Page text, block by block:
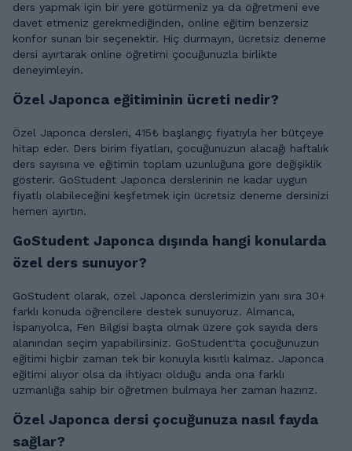
ders yapmak için bir yere götürmeniz ya da öğretmeni eve
davet etmeniz gerekmediğinden, online eğitim benzersiz
konfor sunan bir seçenektir. Hiç durmayın, ücretsiz deneme
dersi ayırtarak online öğretimi çocuğunuzla birlikte
deneyimleyin.
Özel Japonca eğitiminin ücreti nedir?
Özel Japonca dersleri, 415₺ başlangıç fiyatıyla her bütçeye
hitap eder. Ders birim fiyatları, çocuğunuzun alacağı haftalık
ders sayısına ve eğitimin toplam uzunluğuna göre değişiklik
gösterir. GoStudent Japonca derslerinin ne kadar uygun
fiyatlı olabileceğini keşfetmek için ücretsiz deneme dersinizi
hemen ayırtın.
GoStudent Japonca dışında hangi konularda
özel ders sunuyor?
GoStudent olarak, özel Japonca derslerimizin yanı sıra 30+
farklı konuda öğrencilere destek sunuyoruz. Almanca,
İspanyolca, Fen Bilgisi başta olmak üzere çok sayıda ders
alanından seçim yapabilirsiniz. GoStudent'ta çocuğunuzun
eğitimi hiçbir zaman tek bir konuyla kısıtlı kalmaz. Japonca
eğitimi alıyor olsa da ihtiyacı olduğu anda ona farklı
uzmanlığa sahip bir öğretmen bulmaya her zaman hazırız.
Özel Japonca dersi çocuğunuza nasıl fayda
sağlar?